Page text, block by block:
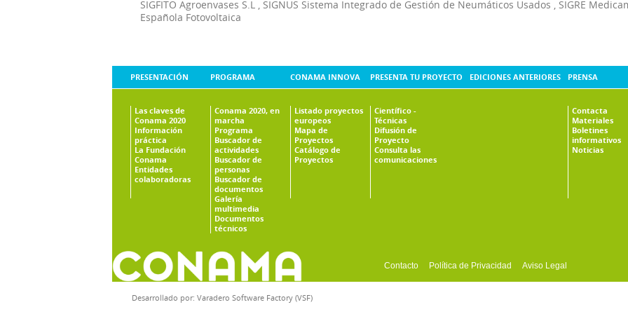
SIGFITO Agroenvases S.L
SIGNUS Sistema Integrado de Gestión de Neumáticos Usados SIGRE
Española Fotovoltaica
PRESENTACIÓN
Las claves de
Conama 2020
Información
práctica
La Fundación
Conama
Entidades
colaboradoras
PROGRAMA
Conama 2020, en
marcha
Programa
Buscador de
actividades
Buscador de
personas
Buscador de
documentos
Galería
multimedia
Documentos
técnicos
CONAMA INNOVA
Listado proyectos
europeos
Mapa de
Proyectos
Catálogo de
Proyectos
PRESENTA TU PROYECTO
Científico -
Técnicas
Difusión de
Proyecto
Consulta las
comunicaciones
EDICIONES ANTERIORES PRENSA
Contacta
Materiales
Boletines
informativos
Noticias
Contacto Política de Privacidad Aviso Legal
Desarrollado por: Varadero Software Factory (VSF)